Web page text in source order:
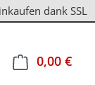
dank SSL
0,00 €